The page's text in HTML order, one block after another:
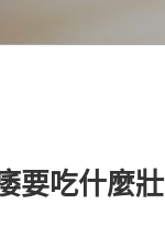
要吃什麼